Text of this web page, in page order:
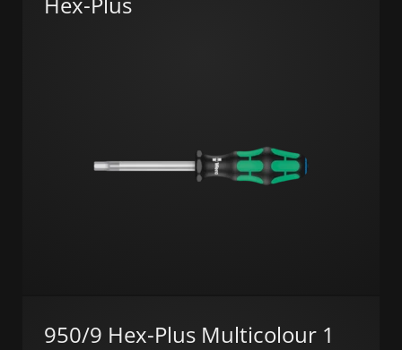
950/9 Hex-Plus Multicolour 1